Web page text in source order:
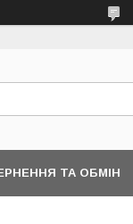
ТА ОБМІН